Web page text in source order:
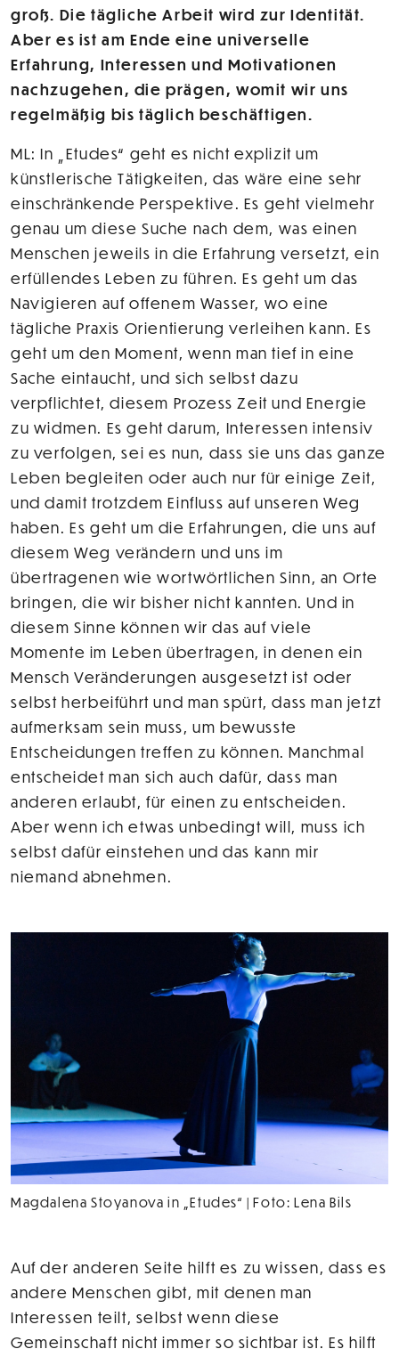
groß. Die tägliche Arbeit wird zur Identität.
Aber es ist am Ende eine universelle
Erfahrung, Interessen und Motivationen
nachzugehen, die prägen, womit wir uns
regelmäßig bis täglich beschäftigen.
ML: In „Etudes“ geht es nicht explizit um
künstlerische Tätigkeiten, das wäre eine sehr
einschränkende Perspektive. Es geht vielmehr
genau um diese Suche nach dem, was einen
Menschen jeweils in die Erfahrung versetzt, ein
erfüllendes Leben zu führen. Es geht um das
Navigieren auf offenem Wasser, wo eine
tägliche Praxis Orientierung verleihen kann. Es
geht um den Moment, wenn man tief in eine
Sache eintaucht, und sich selbst dazu
verpflichtet, diesem Prozess Zeit und Energie
zu widmen. Es geht darum, Interessen intensiv
zu verfolgen, sei es nun, dass sie uns das ganze
Leben begleiten oder auch nur für einige Zeit,
und damit trotzdem Einfluss auf unseren Weg
haben. Es geht um die Erfahrungen, die uns auf
diesem Weg verändern und uns im
übertragenen wie wortwörtlichen Sinn, an Orte
bringen, die wir bisher nicht kannten. Und in
diesem Sinne können wir das auf viele
Momente im Leben übertragen, in denen ein
Mensch Veränderungen ausgesetzt ist oder
selbst herbeiführt und man spürt, dass man jetzt
aufmerksam sein muss, um bewusste
Entscheidungen treffen zu können. Manchmal
entscheidet man sich auch dafür, dass man
anderen erlaubt, für einen zu entscheiden.
Aber wenn ich etwas unbedingt will, muss ich
selbst dafür einstehen und das kann mir
niemand abnehmen.
Magdalena Stoyanova in „Etudes“ | Foto: Lena Bils
Auf der anderen Seite hilft es zu wissen, dass es
andere Menschen gibt, mit denen man
Interessen teilt, selbst wenn diese
Gemeinschaft nicht immer so sichtbar ist. Es hilft